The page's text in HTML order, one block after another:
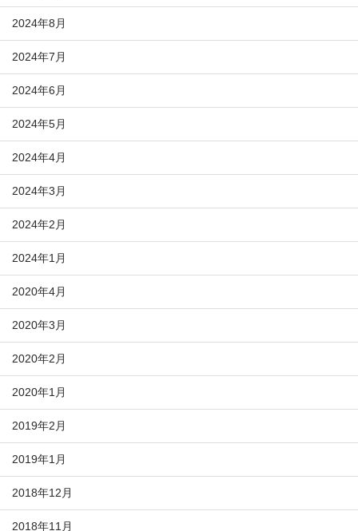
2024年8月
2024年7月
2024年6月
2024年5月
2024年4月
2024年3月
2024年2月
2024年1月
2020年4月
2020年3月
2020年2月
2020年1月
2019年2月
2019年1月
2018年12月
2018年11月